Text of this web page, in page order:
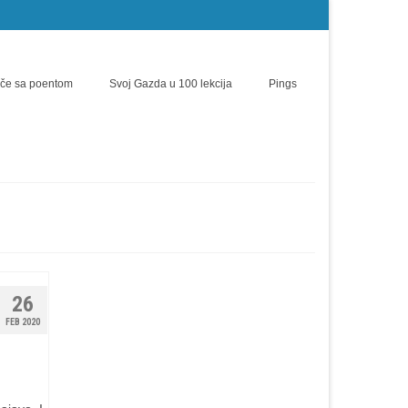
sa poentom Svoj Gazda u 100 lekcija Pings
26
FEB 2020